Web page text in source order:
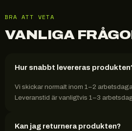
BRA ATT VETA
VANLIGA
Hur snabbt levereras
Vi skickar normalt inom 1–2
Leveranstid är vanligtvis 1–3
Kan jag returnera produkten?